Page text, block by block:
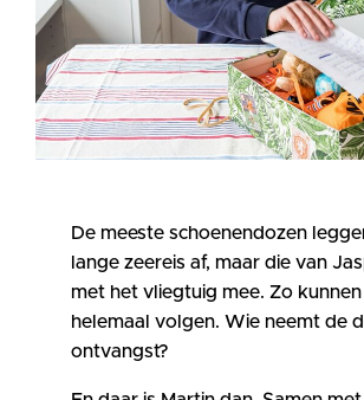
De meeste schoenendozen
lange zeereis af, maar die van
met het vliegtuig mee. Zo
helemaal volgen. Wie neemt de
ontvangst?